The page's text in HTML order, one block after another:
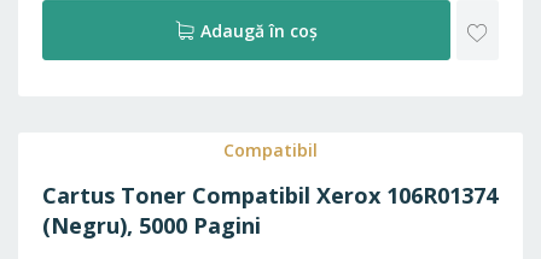
Adaugă în coș
Compatibil
Cartus Toner Compatibil Xerox 106R01374
(Negru), 5000 Pagini